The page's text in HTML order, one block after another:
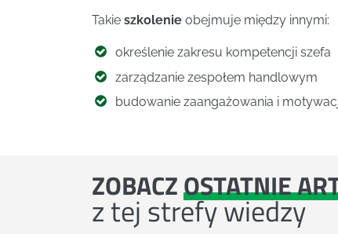
Takie szkolenie obejmuje między innymi:
określenie zakresu kompetencji szefa
zarządzanie zespołem handlowym
budowanie zaangażowania i
ZOBACZOSTATNIE
z tej strefy wiedzy